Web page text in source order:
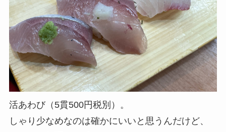
活あわび（5貫500円税別）。
しゃり少なめなのは確かにいいと思うんだけど、